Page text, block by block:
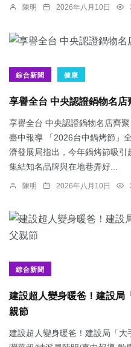
陳明 2026年八月10日
綜合新聞 健康
享譽全台 中央認證鍋物名店
享譽全台 中央認證鍋物名店齊
臺中報導 「2026台中鍋烤節」
濟發展局指出，今年鍋烤節吸
集結知名品牌與在地巷弄好...
陳明 2026年八月10日
綜合新聞
建設超人變身暖爸！建設局
親節
建設超人變身暖爸！建設局「